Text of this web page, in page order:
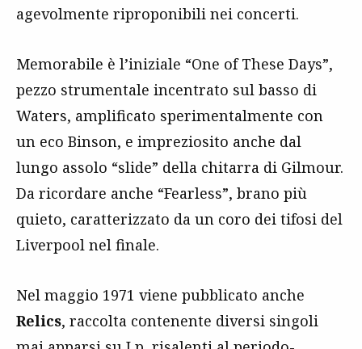
agevolmente riproponibili nei concerti.
Memorabile è l’iniziale “One of These Days”,
pezzo strumentale incentrato sul basso di
Waters, amplificato sperimentalmente con
un eco Binson, e impreziosito anche dal
lungo assolo “slide” della chitarra di Gilmour.
Da ricordare anche “Fearless”, brano più
quieto, caratterizzato da un coro dei tifosi del
Liverpool nel finale.
Nel maggio 1971 viene pubblicato anche
Relics, raccolta contenente diversi singoli